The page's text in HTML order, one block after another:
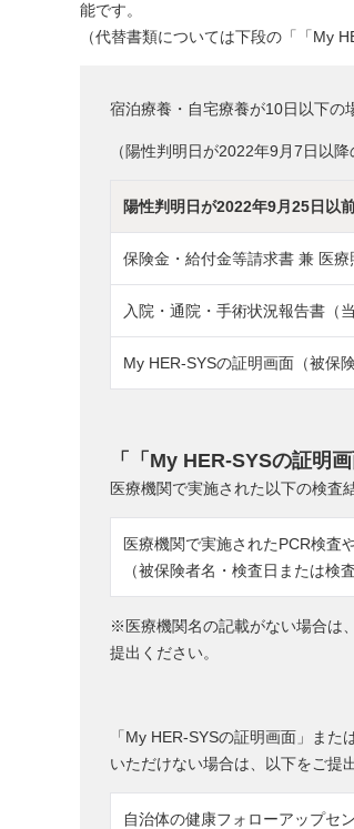
能です。
（代替書類については下段の「「My
宿泊療養・自宅療養が10日以下の
（陽性判明日が2022年9月7日以
陽性判明日が2022年9月25日以
保険金・給付金等請求書 兼 医療
入院・通院・手術状況報告書（
My HER-SYSの証明画面（被保
「「My HER-SYSの証明
医療機関で実施された以下の検査
医療機関で実施されたPCR検査
（被保険者名・検査日または検
※医療機関名の記載がない場合は
提出ください。
「My HER-SYSの証明画面」ま
いただけない場合は、以下をご提
自治体の健康フォローアップセ